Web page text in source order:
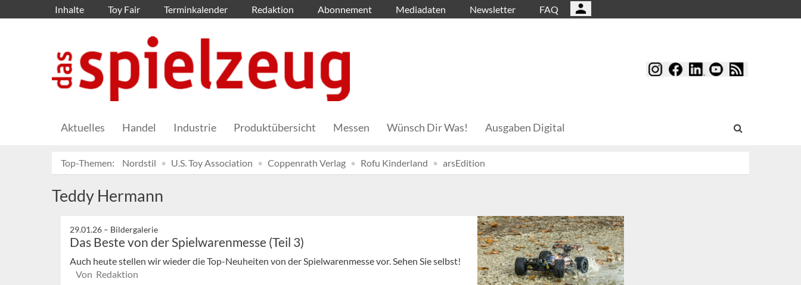
Inhalte Toy Fair Terminkalender Redaktion Abonnement Mediadaten Newsletter FAQ
Aktuelles Handel Industrie Produktübersicht Messen Wünsch Dir Was! Ausgaben Digital
Top-Themen: Nordstil U.S. Toy Association Coppenrath Verlag Rofu Kinderland arsEdition
Teddy Hermann
29.01.26 – Bildergalerie
Das Beste von der Spielwarenmesse (Teil 3)
Auch heute stellen wir wieder die Top-Neuheiten von der Spielwarenmesse vor. Sehen Sie selbst!
Von Redaktion